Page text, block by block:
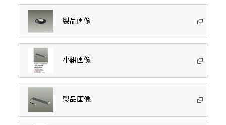
製品画像
小組画像
製品画像